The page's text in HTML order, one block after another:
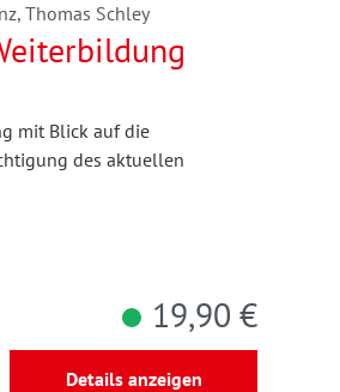
Thomas Schley
mit Blick auf die
des aktuellen
19,90 €
Details anzeigen